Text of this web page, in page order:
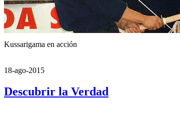
Kussarigama en acción
18-ago-2015
Descubrir la Verdad